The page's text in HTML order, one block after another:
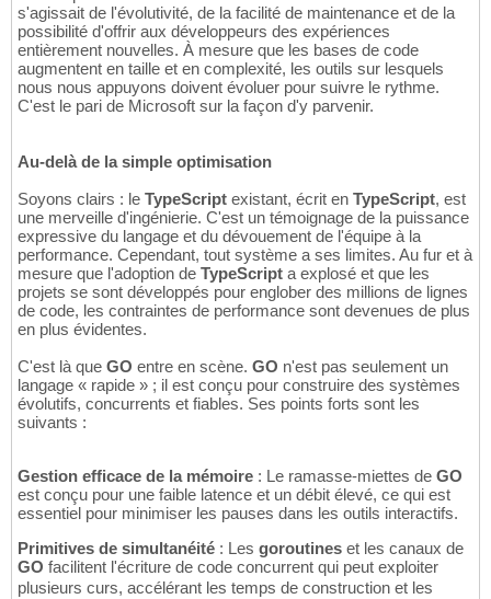
s'agissait de l'évolutivité, de la facilité de maintenance et de la
possibilité d'offrir aux développeurs des expériences
entièrement nouvelles. À mesure que les bases de code
augmentent en taille et en complexité, les outils sur lesquels
nous nous appuyons doivent évoluer pour suivre le rythme.
C'est le pari de Microsoft sur la façon d'y parvenir.
Au-delà de la simple optimisation
Soyons clairs : le TypeScript existant, écrit en TypeScript, est
une merveille d'ingénierie. C'est un témoignage de la puissance
expressive du langage et du dévouement de l'équipe à la
performance. Cependant, tout système a ses limites. Au fur et à
mesure que l'adoption de TypeScript a explosé et que les
projets se sont développés pour englober des millions de lignes
de code, les contraintes de performance sont devenues de plus
en plus évidentes.
C'est là que GO entre en scène. GO n'est pas seulement un
langage « rapide » ; il est conçu pour construire des systèmes
évolutifs, concurrents et fiables. Ses points forts sont les
suivants :
Gestion efficace de la mémoire : Le ramasse-miettes de GO
est conçu pour une faible latence et un débit élevé, ce qui est
essentiel pour minimiser les pauses dans les outils interactifs.
Primitives de simultanéité : Les goroutines et les canaux de
GO facilitent l'écriture de code concurrent qui peut exploiter
plusieurs curs, accélérant les temps de construction et les